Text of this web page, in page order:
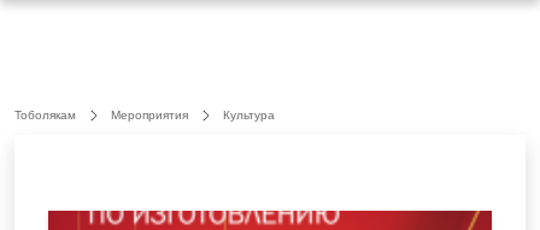
Тоболякам Мероприятия Культура